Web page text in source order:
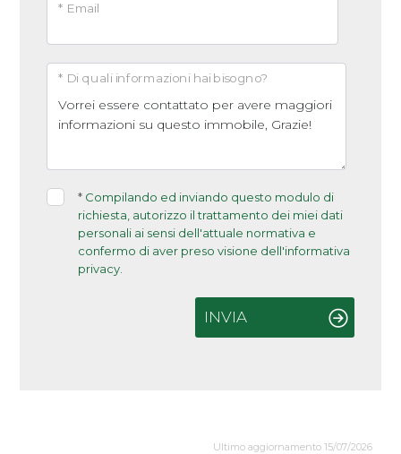
* Email
* Di quali informazioni hai bisogno?
* Compilando ed inviando questo modulo di
richiesta, autorizzo il trattamento dei miei dati
personali ai sensi dell'attuale normativa e
confermo di aver preso visione dell'informativa
privacy.
INVIA
Ultimo aggiornamento 15/07/2026